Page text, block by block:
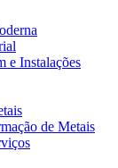
e Instalações
de Metais